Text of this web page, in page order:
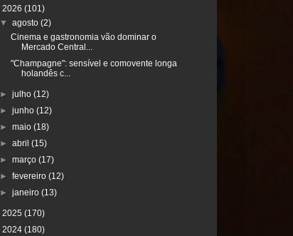
2026 (101)
▼agosto(2)
Cinema e gastronomia vão dominar o
Mercado Central...
"Champagne": sensível e comovente longa
holandês c...
►julho(12)
►junho(12)
►maio(18)
►abril(15)
►março(17)
►fevereiro(12)
►janeiro(13)
2025 (170)
2024 (180)